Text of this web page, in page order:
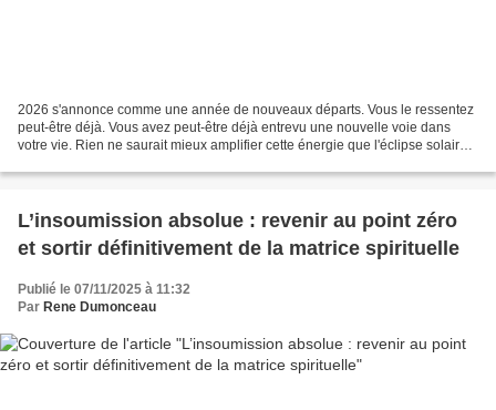
2026 s'annonce comme une année de nouveaux départs. Vous le ressentez
peut-être déjà. Vous avez peut-être déjà entrevu une nouvelle voie dans
votre vie. Rien ne saurait mieux amplifier cette énergie que l'éclipse solaire
L’insoumission absolue : revenir au point zéro
et sortir définitivement de la matrice spirituelle
Publié le 07/11/2025 à 11:32
Par Rene Dumonceau